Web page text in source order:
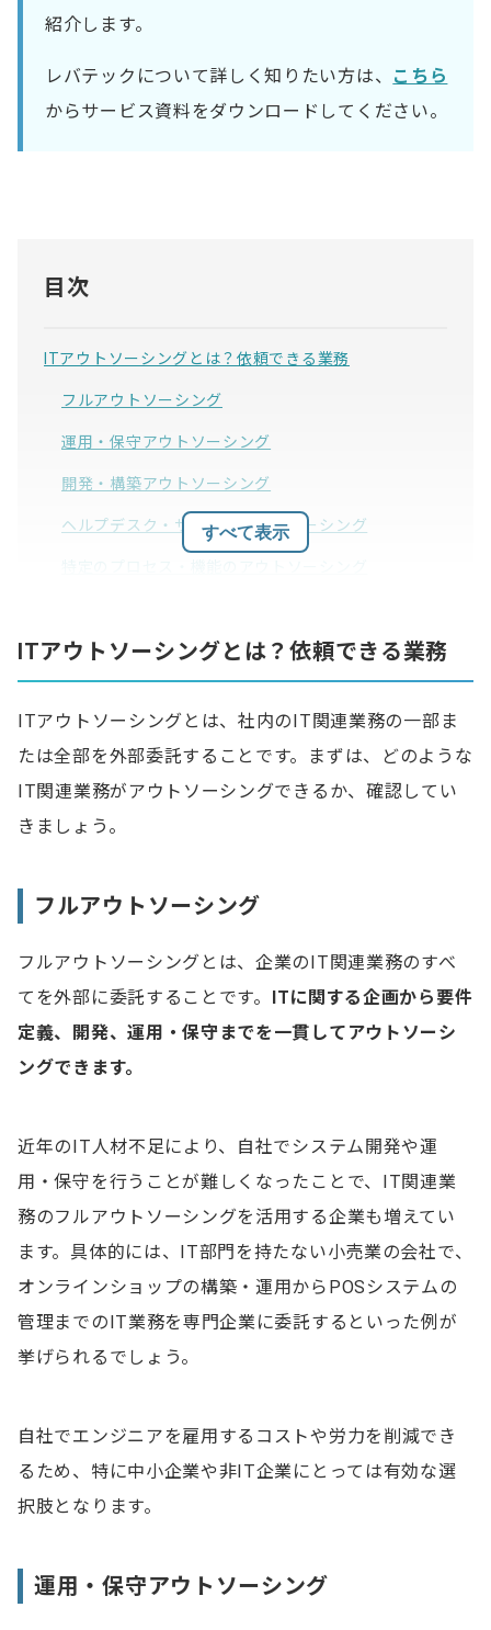
紹介します。
レバテックについて詳しく知りたい方は、 こちら
からサービス資料をダウンロードしてください。
目次
ITアウトソーシングとは？依頼できる業務
フルアウトソーシング
運用・保守アウトソーシング
開発・構築アウトソーシング
ヘルプデスク・サポートアウトソーシング
個人（フリーランス）への委託
WAmazing株式会社｜自社が理想する人材を確保
株式会社リコー｜採用が難しいSaaS人材が参画
エンジニアのアウトソーシングを活用するメリット
採用・教育コストを削減できる
コア業務に集中できる
エンジニアのアウトソーシングを活用するデメリット
社内に技術やノウハウが蓄積されにくい
情報漏洩のリスクがある
アウトソーシングを行う際に注意すべきポイント
エンジニアのアウトソーシングでよくある質問
か？
すべて表示
ITアウトソーシングとは？依頼できる業務
ITアウトソーシングとは、社内のIT関連業務の一部ま
たは全部を外部委託することです。まずは、どのような
IT関連業務がアウトソーシングできるか、確認してい
きましょう。
フルアウトソーシング
フルアウトソーシングとは、企業のIT関連業務のすべ
てを外部に委託することです。 ITに関する企画から要件
定義、開発、運用・保守までを一貫してアウトソーシ
ングできます。
近年のIT人材不足により、自社でシステム開発や運
用・保守を行うことが難しくなったことで、IT関連業
務のフルアウトソーシングを活用する企業も増えてい
ます。具体的には、IT部門を持たない小売業の会社で、
オンラインショップの構築・運用からPOSシステムの
管理までのIT業務を専門企業に委託するといった例が
挙げられるでしょう。
自社でエンジニアを雇用するコストや労力を削減でき
るため、特に中小企業や非IT企業にとっては有効な選
択肢となります。
運用・保守アウトソーシング